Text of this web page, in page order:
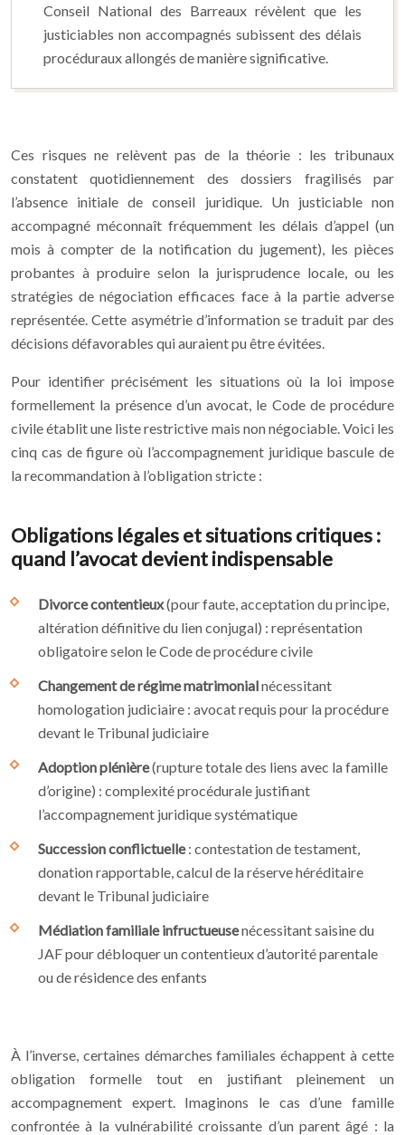
Conseil National des Barreaux révèlent que les
justiciables non accompagnés subissent des délais
procéduraux allongés de manière significative.
Ces risques ne relèvent pas de la théorie : les tribunaux
constatent quotidiennement des dossiers fragilisés par
l’absence initiale de conseil juridique. Un justiciable non
accompagné méconnaît fréquemment les délais d’appel (un
mois à compter de la notification du jugement), les pièces
probantes à produire selon la jurisprudence locale, ou les
stratégies de négociation efficaces face à la partie adverse
représentée. Cette asymétrie d’information se traduit par des
décisions défavorables qui auraient pu être évitées.
Pour identifier précisément les situations où la loi impose
formellement la présence d’un avocat, le Code de procédure
civile établit une liste restrictive mais non négociable. Voici les
cinq cas de figure où l’accompagnement juridique bascule de
la recommandation à l’obligation stricte :
Obligations légales et situations critiques :
quand l’avocat devient indispensable
Divorce contentieux(pour faute, acceptation du principe,
altération définitive du lien conjugal) : représentation
obligatoire selon le Code de procédure civile
Changement de régime matrimonialnécessitant
homologation judiciaire : avocat requis pour la procédure
devant le Tribunal judiciaire
Adoption plénière(rupture totale des liens avec la famille
d’origine) : complexité procédurale justifiant
l’accompagnement juridique systématique
Succession conflictuelle: contestation de testament,
donation rapportable, calcul de la réserve héréditaire
devant le Tribunal judiciaire
Médiation familiale infructueusenécessitant saisine du
JAF pour débloquer un contentieux d’autorité parentale
ou de résidence des enfants
À l’inverse, certaines démarches familiales échappent à cette
obligation formelle tout en justifiant pleinement un
accompagnement expert. Imaginons le cas d’une famille
confrontée à la vulnérabilité croissante d’un parent âgé : la